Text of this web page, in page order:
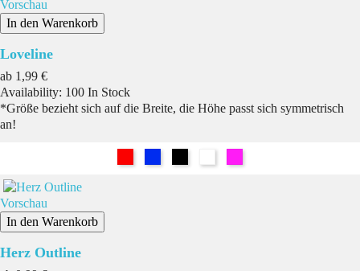
Vorschau
In den Warenkorb
Loveline
ab Preis
1,99 €
Availability: 100 In Stock
*Größe bezieht sich auf die Breite, die Höhe passt sich symmetrisch
an!
Vorschau
In den Warenkorb
Herz Outline